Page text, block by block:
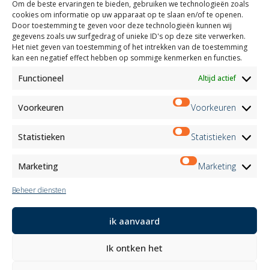
Om de beste ervaringen te bieden, gebruiken we technologieën zoals
cookies om informatie op uw apparaat op te slaan en/of te openen.
Door toestemming te geven voor deze technologieën kunnen wij
gegevens zoals uw surfgedrag of unieke ID's op deze site verwerken.
Het niet geven van toestemming of het intrekken van de toestemming
kan een negatief effect hebben op sommige kenmerken en functies.
Functioneel Altijd actief
Voorkeuren Voorkeuren
Statistieken Statistieken
Marketing Marketing
Beheer diensten
ik aanvaard
Ik ontken het
Gereserveerd gebied
Certificeringen
M2Net
Child Safety
Customer Information
Information for Candidates
Newsletter Information